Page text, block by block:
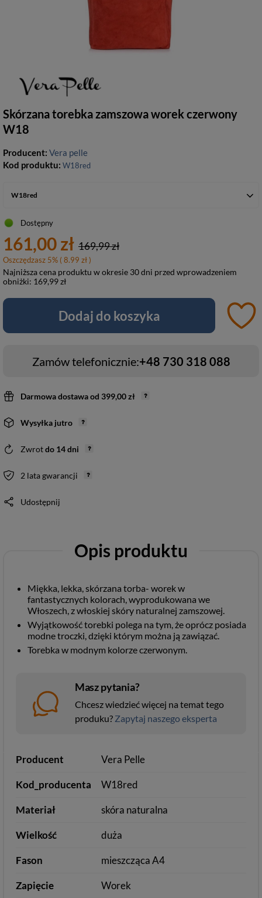
Skórzana torebka zamszowa worek czerwony
W18
Producent: Vera pelle
Kod produktu: W18red
W18red
Dostępny
161,00 zł 169,99 zł
Oszczędzasz 5% ( 8.99 zł )
Najniższa cena produktu w okresie 30 dni przed wprowadzeniem
obniżki: 169,99 zł
Dodaj do koszyka
Zamów telefonicznie:+48 730 318 088
Darmowa dostawaod 399,00 zł
Wysyłka jutro
Zwrotdo 14dni
2 lata gwarancji
Udostępnij
Opis produktu
Miękka, lekka, skórzana torba- worek w
fantastycznych kolorach, wyprodukowana we
Włoszech, z włoskiej skóry naturalnej zamszowej.
Wyjątkowość torebki polega na tym, że oprócz posiada
modne troczki, dzięki którym można ją zawiązać.
Torebka w modnym kolorze czerwonym.
Masz pytania?
Chcesz wiedzieć więcej na temat tego
produku? Zapytaj naszego eksperta
Producent Vera Pelle
Kod_producenta W18red
Materiał skóra naturalna
Wielkość duża
Fason mieszcząca A4
Zapięcie Worek